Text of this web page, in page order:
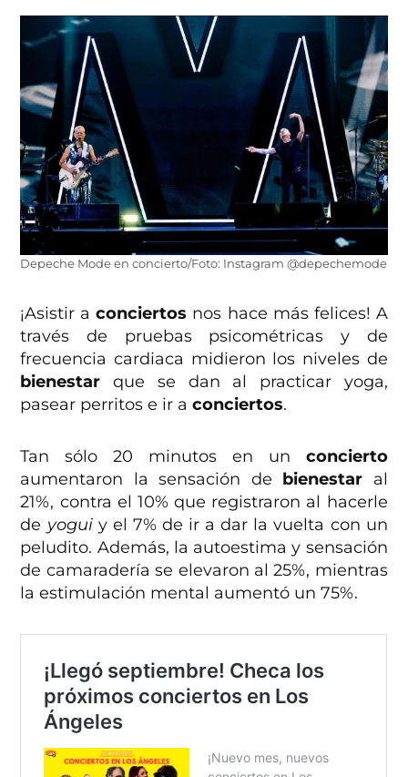
Depeche Mode en concierto/Foto: Instagram @depechemode
¡Asistir aconciertos nos hace más felices! A
través de pruebas psicométricas y de
frecuencia cardiaca midieron los niveles de
bienestar que se dan al practicar yoga,
pasear perritos e ir aconciertos.
Tan sólo 20 minutos en un concierto
aumentaron la sensación de bienestar al
21%, contra el 10% que registraron al hacerle
de yoguiy el 7% de ir a dar la vuelta con un
peludito. Además, la autoestima y sensación
de camaradería se elevaron al 25%, mientras
la estimulación mental aumentó un 75%.